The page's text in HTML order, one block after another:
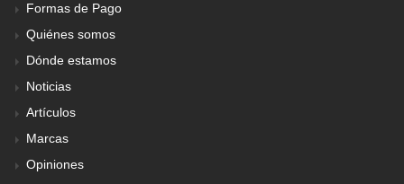
Formas de Pago
Quiénes somos
Dónde estamos
Noticias
Artículos
Marcas
Opiniones